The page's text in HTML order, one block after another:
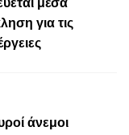
μέσα
για τις
άνεμοι